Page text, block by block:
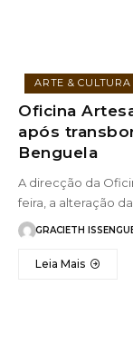
ARTE & CULTURA
Oficina
após
Benguela
A direcção da
feira, a alteração da…
GRACIETH
Leia Mais